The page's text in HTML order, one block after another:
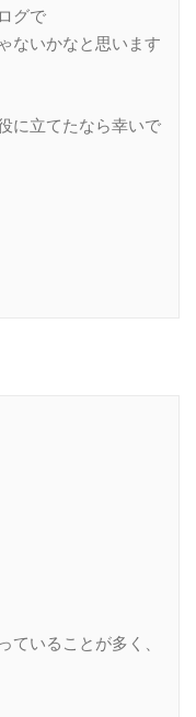
グで
ないかなと思います
に立てたなら幸いで
いることが多く、